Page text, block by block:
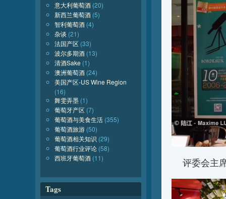
评委会主
意大利葡萄酒 (20)
新西兰葡萄酒 (5)
智利葡萄酒 (4)
杂谈 (21)
法国产区 (33)
波尔多期酒 (13)
清酒Sake (1)
澳洲葡萄酒 (24)
美国产区-US Wine Region
(16)
舞雯弄墨 (1)
葡萄牙产区 (7)
葡萄酒与美食生活 (355)
葡萄酒旅游 (50)
葡萄酒相关知识 (29)
葡萄酒行业评论 (58)
西班牙葡萄酒 (11)
Tags